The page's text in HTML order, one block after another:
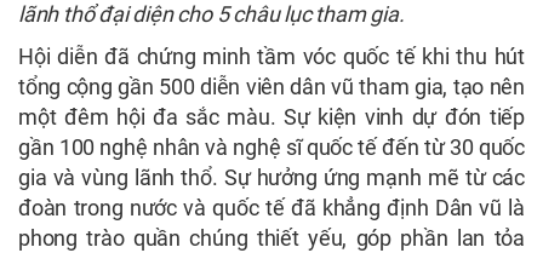
lãnh thổ đại diện cho 5 châu lục tham gia.
Hội diễn đã chứng minh tầm vóc quốc tế khi thu hút
tổng cộng gần 500 diễn viên dân vũ tham gia, tạo nên
một đêm hội đa sắc màu. Sự kiện vinh dự đón tiếp
gần 100 nghệ nhân và nghệ sĩ quốc tế đến từ 30 quốc
gia và vùng lãnh thổ. Sự hưởng ứng mạnh mẽ từ các
đoàn trong nước và quốc tế đã khẳng định Dân vũ là
phong trào quần chúng thiết yếu, góp phần lan tỏa